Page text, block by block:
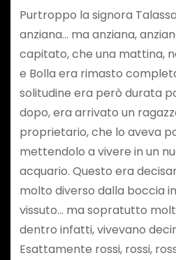
Purtroppo la signora
anziana… ma anziana,
capitato, che una mattina,
e Bolla era rimasto
solitudine era però durata
dopo, era arrivato un
proprietario, che lo aveva
mettendolo a vivere in un
acquario. Questo era
molto diverso dalla boccia
vissuto… ma sopratutto
dentro infatti, vivevano
Esattamente rossi, rossi,